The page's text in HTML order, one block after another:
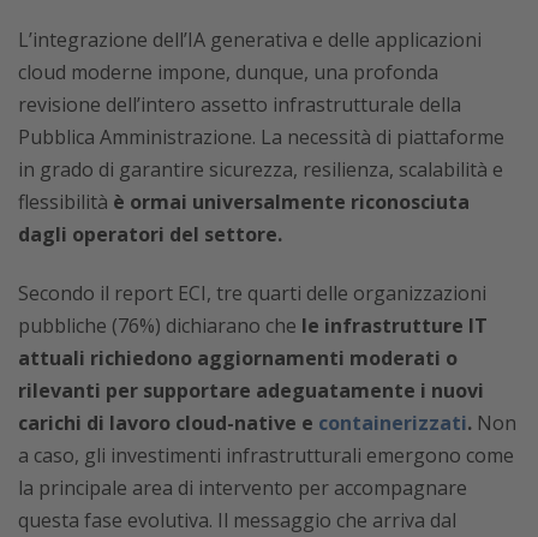
L’integrazione dell’IA generativa e delle applicazioni
cloud moderne impone, dunque, una profonda
revisione dell’intero assetto infrastrutturale della
Pubblica Amministrazione. La necessità di piattaforme
in grado di garantire sicurezza, resilienza, scalabilità e
flessibilità è ormai universalmente riconosciuta
dagli operatori del settore.
Secondo il report ECI, tre quarti delle organizzazioni
pubbliche (76%) dichiarano che le infrastrutture IT
attuali richiedono aggiornamenti moderati o
rilevanti per supportare adeguatamente i nuovi
carichi di lavoro cloud-native e containerizzati. Non
a caso, gli investimenti infrastrutturali emergono come
la principale area di intervento per accompagnare
questa fase evolutiva. Il messaggio che arriva dal